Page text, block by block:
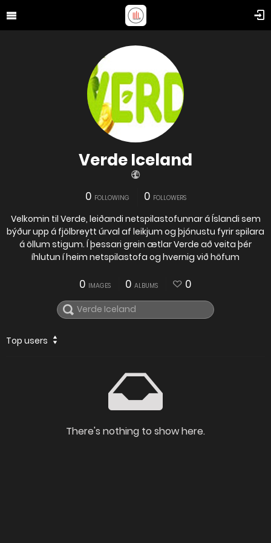
Verde Iceland
0 FOLLOWING 0 FOLLOWERS
Velkomin til Verde, leiðandi netspilastofunnar á Íslandi sem
býður upp á fjölbreytt úrval af leikjum og þjónustu fyrir spilara
á öllum stigum. Í þessari grein ætlar Verde að veita þér
íhlutun í heim netspilastofa og hvernig við höfum
0 IMAGES 0 ALBUMS 0
Top users
There's nothing to show here.